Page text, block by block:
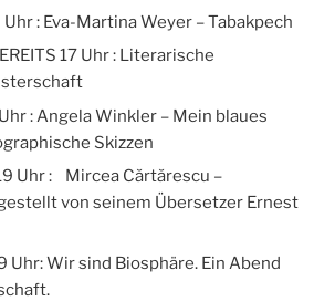
: Eva-Martina Weyer – Tabakpech
17 Uhr : Literarische
: Angela Winkler – Mein blaues
Skizzen
Uhr : Mircea Cărtărescu –
von seinem Übersetzer Ernest
Uhr: Wir sind Biosphäre. Ein Abend